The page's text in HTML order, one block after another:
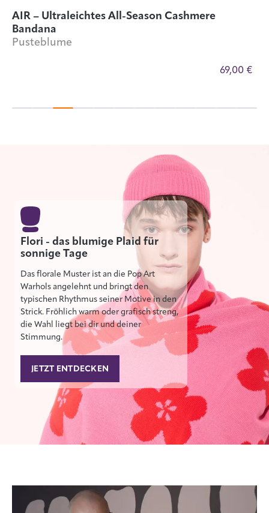
AIR – Ultraleichtes All-Season Cashmere
Bandana
Pusteblume
69,00 €
Flori - das blumige Plaid für
sonnige Tage
Das florale Muster ist an die Pop Art
Warhols angelehnt und bringt den
typischen Rhythmus seiner Motive in den
Strick. Fröhlich warm oder grafisch streng,
die Wahl liegt bei dir und deiner
Stimmung.
JETZT ENTDECKEN